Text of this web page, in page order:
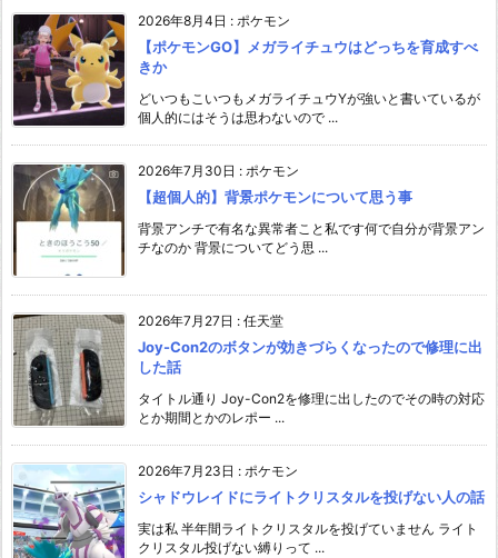
2026年8月4日 : ポケモン
【ポケモンGO】メガライチュウはどっちを育成すべ
きか
どいつもこいつもメガライチュウYが強いと書いているが
個人的にはそうは思わないので ...
2026年7月30日 : ポケモン
【超個人的】背景ポケモンについて思う事
背景アンチで有名な異常者こと私です何で自分が背景アン
チなのか 背景についてどう思 ...
2026年7月27日 : 任天堂
Joy-Con2のボタンが効きづらくなったので修理に出
した話
タイトル通り Joy-Con2を修理に出したのでその時の対応
とか期間とかのレポー ...
2026年7月23日 : ポケモン
シャドウレイドにライトクリスタルを投げない人の話
実は私 半年間ライトクリスタルを投げていません ライト
クリスタル投げない縛りって ...